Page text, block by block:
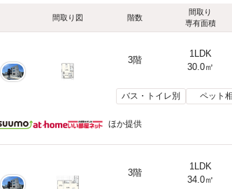
間取り図 階数
間取り
専有面積
3階
1LDK
30.0㎡
バス・トイレ別 ペット
ほか提供
3階
1LDK
34.0㎡